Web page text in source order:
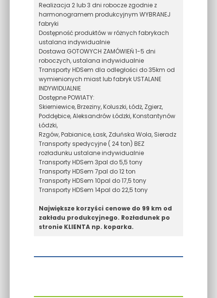
Realizacja 2 lub 3 dni robocze zgodnie z
harmonogramem produkcyjnym WYBRANEJ
fabryki
Dostępność produktów w różnych fabrykach
ustalana indywidualnie
Dostawa GOTOWYCH ZAMÓWIEŃ 1-5 dni
roboczych, ustalana indywidualnie
Transporty HDSem dla odległości do 35km od
wymienionych miast lub fabryk USTALANE
INDYWIDUALNIE
Dostępne POWIATY:
Skierniewice, Brzeziny, Koluszki, Łódż, Zgierz,
Poddębice, Aleksandrów Łódzki, Konstantynów
Łódzki,
Rzgów, Pabianice, Łask, Zduńska Wola, Sieradz
Transporty spedycyjne ( 24 ton) BEZ
rozładunku ustalane indywidualnie
Transporty HDSem 3pal do 5,5 tony
Transporty HDSem 7pal do 12 ton
Transporty HDSem 10pal do 17,5 tony
Transporty HDSem 14pal do 22,5 tony
Największe korzyści cenowe do 99 km od
zakładu produkcyjnego. Rozładunek po
stronie KLIENTA np. koparka.